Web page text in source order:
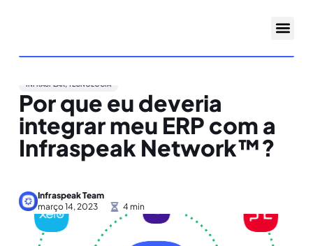
INFRASPEAK, TECNOLOGIA
Por que eu deveria
integrar meu ERP com a
Infraspeak Network™?
Infraspeak Team
março 14, 2023